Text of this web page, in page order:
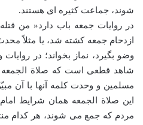
شوند، جماعت کثیره ای هستند.
در روایات جمعه باب دارد« من
ازدحام جمعه کشته شد، یا مثلاً
وضو بگیرد، نماز بخواند؛ در روایات
شاهد قطعی است که صلاة
مسلمین و وحدت کلمه آنها با آن
این صلاة الجمعه همان شرایط
مردم که جمع می شوند، هر کدام